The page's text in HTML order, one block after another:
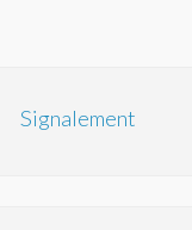
Signalement